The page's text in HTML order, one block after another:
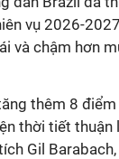
vụ 2026-
và chậm hơn
thêm 8
thời tiết thuận
Gil